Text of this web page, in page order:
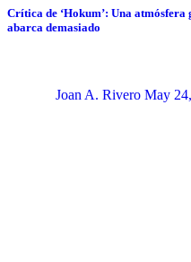
Crítica de ‘Hokum’: Una
abarca demasiado
Joan A. Rivero May